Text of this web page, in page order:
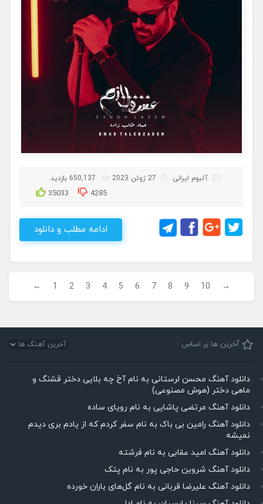
آلبوم ایرانی 27 ژوئن 2023 650,137 بازدید
35033 4285
ادامه مطلب و دانلود
← 1 2 3 4 5 6 7 8 9 10 →
آخرین ها بر اساس :
دانلود آهنگ محسن لرستانی به نام آخ چه بلایی دختر قشنگ و
ماهی دختر (هوش مصنوعی)
دانلود آهنگ مرتضی پاشایی به نام رویای ساده
دانلود آهنگ رامین بی باک به نام سفر کردم که از یادم بری دیدم
نمیشه
دانلود آهنگ امید عقابی به نام فرشته
دانلود آهنگ شروین حاجی پور به نام پتک
دانلود آهنگ علیرضا قربانی به نام گل‌های باران خورده